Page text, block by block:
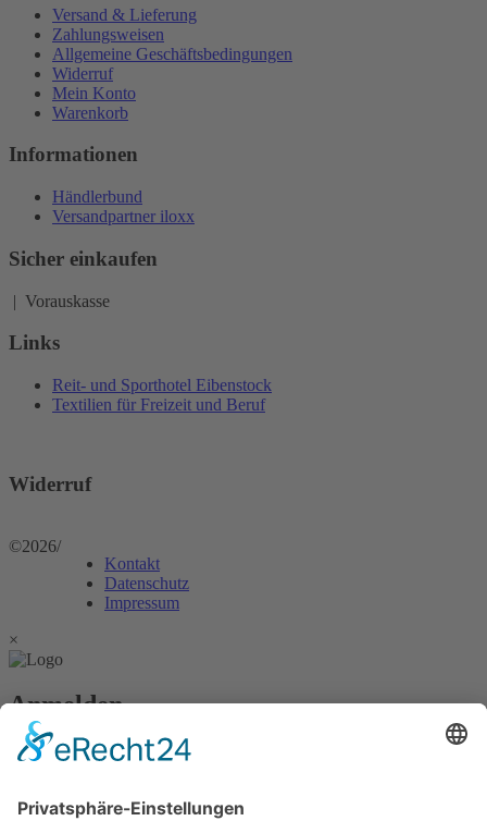
Versand & Lieferung
Zahlungsweisen
Allgemeine Geschäftsbedingungen
Widerruf
Mein Konto
Warenkorb
Informationen
Händlerbund
Versandpartner iloxx
Sicher einkaufen
| Vorauskasse
Links
Reit- und Sporthotel Eibenstock
Textilien für Freizeit und Beruf
Widerruf
©2026/
Kontakt
Datenschutz
Impressum
×
Anmelden